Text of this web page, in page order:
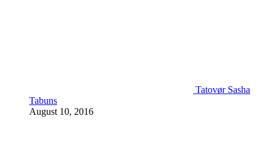
Tatovør Sasha
Tabuns
August 10, 2016